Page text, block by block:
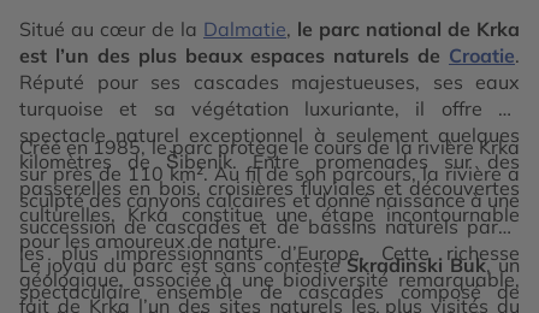
Situé au cœur de la Dalmatie, le parc national de Krka
est l’un des plus beaux espaces naturels de Croatie.
Réputé pour ses cascades majestueuses, ses eaux
turquoise et sa végétation luxuriante, il offre un
spectacle naturel exceptionnel à seulement quelques
kilomètres de Šibenik. Entre promenades sur des
passerelles en bois, croisières fluviales et découvertes
culturelles, Krka constitue une étape incontournable
pour les amoureux de nature.
Créé en 1985, le parc protège le cours de la rivière Krka
sur près de 110 km². Au fil de son parcours, la rivière a
sculpté des canyons calcaires et donné naissance à une
succession de cascades et de bassins naturels parmi
les plus impressionnants d’Europe. Cette richesse
géologique, associée à une biodiversité remarquable,
fait de Krka l’un des sites naturels les plus visités du
Le joyau du parc est sans contesteSkradinski Buk, un
spectaculaire ensemble de cascades composé de